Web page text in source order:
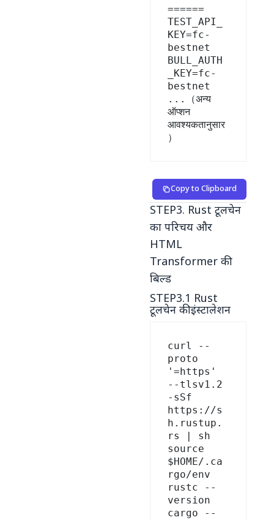
======
TEST_API_
KEY=fc-
bestnet
BULL_AUTH
_KEY=fc-
bestnet
...（अन्य
ऑप्शन
आवश्यकतानुसार
Copy to Clipboard
STEP3. Rust टूलचेन
का परिचय और
HTML
Transformer की
बिल्ड
STEP3.1 Rust
टूलचेन की इंस्टालेशन
curl --
proto
'=https'
--tlsv1.2
-sSf
https://s
h.rustup.
rs | sh
source
$HOME/.ca
rgo/env
rustc --
version
cargo --